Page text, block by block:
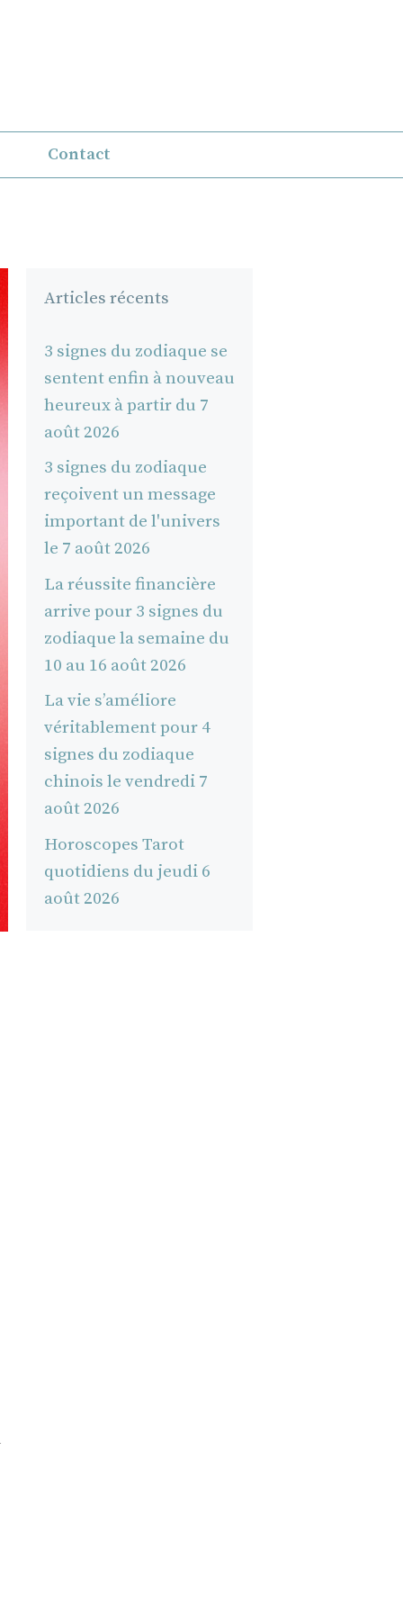
Contact
Articles récents
3 signes du zodiaque se
sentent enfin à nouveau
heureux à partir du 7
août 2026
3 signes du zodiaque
reçoivent un message
important de l'univers
le 7 août 2026
La réussite financière
arrive pour 3 signes du
zodiaque la semaine du
10 au 16 août 2026
La vie s’améliore
véritablement pour 4
signes du zodiaque
chinois le vendredi 7
août 2026
Horoscopes Tarot
quotidiens du jeudi 6
août 2026